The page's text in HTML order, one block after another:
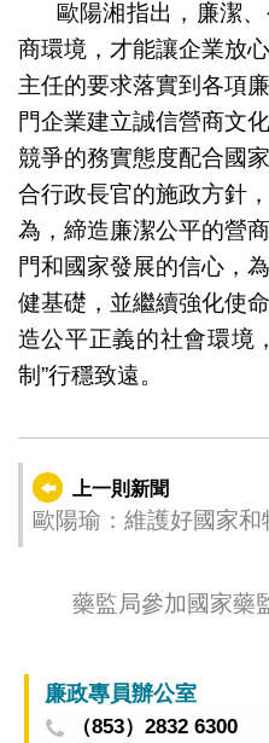
歐陽湘指出，廉潔
商環境，才能讓企業放
主任的要求落實到各項
門企業建立誠信營商文
競爭的務實態度配合國
合行政長官的施政方針
為，締造廉潔公平的營
門和國家發展的信心，
健基礎，並繼續強化使
造公平正義的社會環境
制”行穩致遠。
上一則新聞
歐陽瑜：維護好國家
藥監局參加國家藥
廉政專員辦公室
（853）2832 6300